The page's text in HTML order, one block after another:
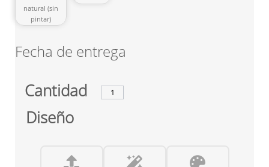
natural (sin
pintar)
Fecha de entrega
Cantidad
Diseño